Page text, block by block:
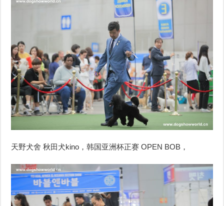
天野犬舍 秋田犬kino，韩国亚洲杯正赛 OPEN BOB，